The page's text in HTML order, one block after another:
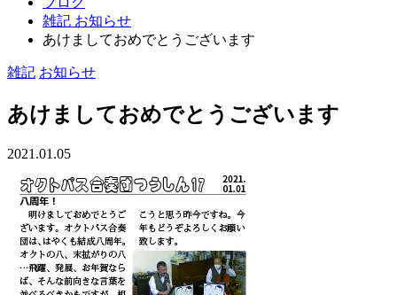
雑記 お知らせ
あけましておめでとうございます
雑記 お知らせ
あけましておめでとうございます
2021.01.05